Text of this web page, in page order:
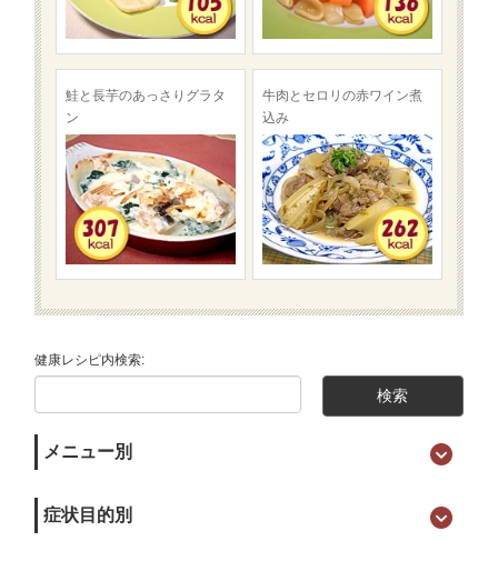
鮭と長芋のあっさりグラタ
ン
牛肉とセロリの赤ワイン煮
込み
健康レシピ内検索:
メニュー別
症状目的別